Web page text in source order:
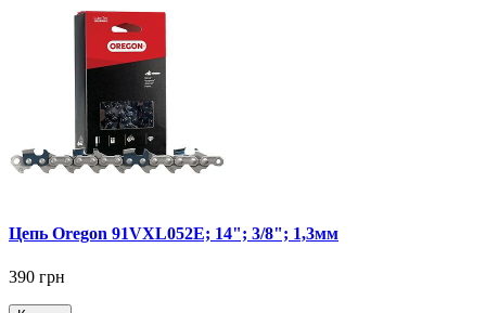
Цепь Oregon 91VXL052E; 14"; 3/8"; 1,3мм
390 грн